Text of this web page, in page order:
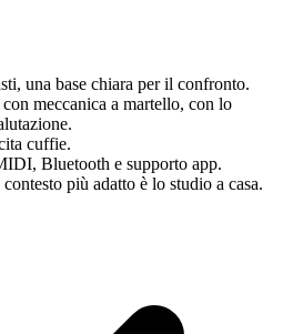
una base chiara per il confronto.
con meccanica a martello, con lo
cuffie.
Bluetooth e supporto app.
più adatto è lo studio a casa.